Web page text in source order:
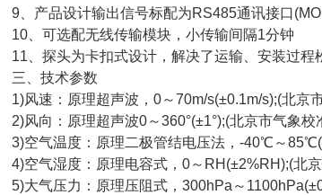
产品设计输出信号标配为RS485通讯接口
可选配无线传输模块，小传输间隔1分钟
探头为卡扣式设计，解决了运输、安装过程
技术参数
速：原理超声波，0～70m/s(±0.1m/s);(北京
向：原理超声波0～360°(±1°);(北京市气象校
气温度：原理二极管结电压法，-40℃～
气湿度：原理电容式，0～RH(±2%RH);(北京
气压力：原理压阻式，300hPa～